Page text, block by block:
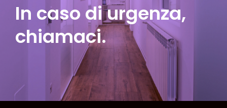
In caso di urgenza,
chiamaci.